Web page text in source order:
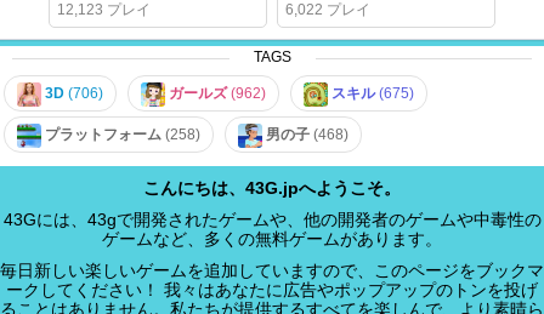
12,123 プレイ 6,022 プレイ
TAGS
3D (706) ガールズ(962) スキル(675)
プラットフォーム (258) 男の子 (468)
こんにちは、43G.jpへようこそ。
43Gには、43gで開発されたゲームや、他の開発者のゲームや中毒性の
ゲームなど、多くの無料ゲームがあります。
毎日新しい楽しいゲームを追加していますので、このページをブックマ
ークしてください！ 我々はあなたに広告やポップアップのトンを投げ
ることはありません。私たちが提供するすべてを楽しんで、より素晴ら